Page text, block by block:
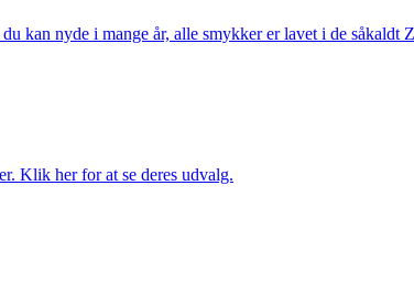
kan nyde i mange år, alle smykker er lavet i de såkaldt
Klik her for at se deres udvalg.